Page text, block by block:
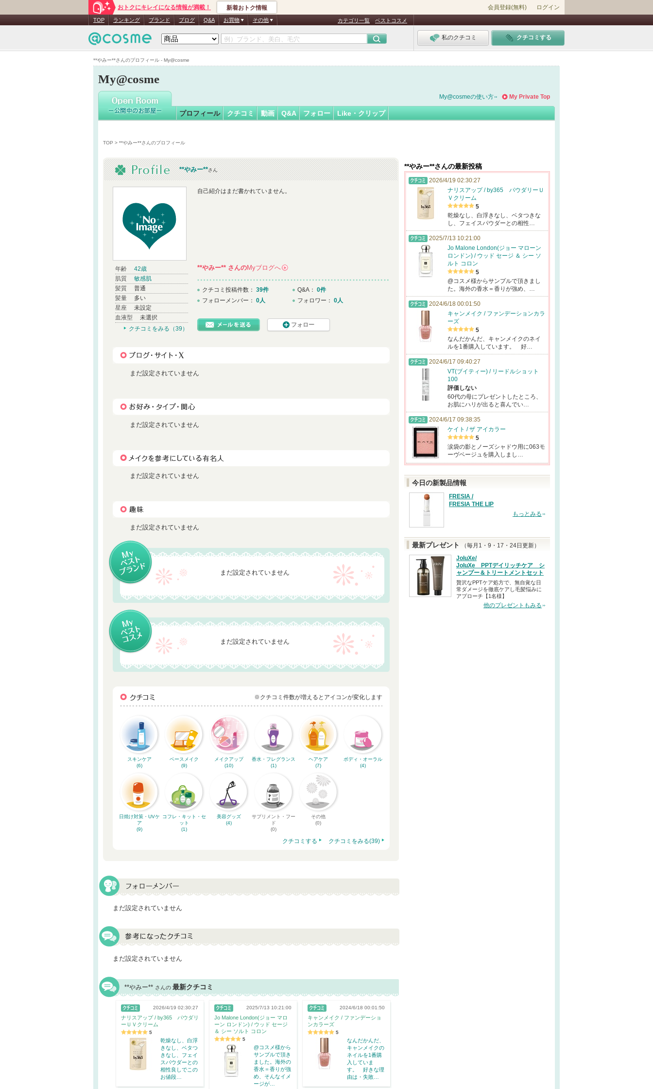
**やみー**さんのプロフィール - My@cosme
おトクにキレイになる情報が満載！ 新着おトク情報 会員登録(無料) ログイン
TOP ランキング ブランド ブログ Q&A お買物 その他 カテゴリ一覧 ベストコスメ
私のクチコミ クチコミする
My@cosme
**やみー**さん
My Private Top
My@cosmeの使い方
プロフィール クチコミ 動画 Q&A フォロー Like・クリップ
TOP > **やみー**さんのプロフィール
**やみー**さん
年齢
42歳
肌質
敏感肌
髪質
普通
髪量
多い
星座
未設定
血液型
未選択
クチコミをみる（39）
自己紹介はまだ書かれていません。
**やみー** さんのMyブログへ
クチコミ投稿件数： 39件
フォローメンバー： 0人
Q&A： 0件
フォロワー： 0人
フォロー
まだ設定されていません
まだ設定されていません
まだ設定されていません
まだ設定されていません
まだ設定されていません
まだ設定されていません
※クチコミ件数が増えるとアイコンが変化します
スキンケア
(6)
ベースメイク
(9)
メイクアップ
(10)
香水・フレグランス
(1)
ヘアケア
(7)
ボディ・オーラル
(4)
日焼け対策・UVケ
ア
(9)
コフレ・キット・セ
ット
(1)
美容グッズ
(4)
サプリメント・フー
ド
(0)
その他
(0)
クチコミする クチコミをみる(39)
まだ設定されていません
まだ設定されていません
**やみー** さんの 最新クチコミ
2026/4/19 02:30:27
ナリスアップ / by365 パウダリ
ーＵＶクリーム
5
乾燥なし、白浮
きなし、ベタつ
きなし、フェイ
スパウダーとの
相性良しでこの
お値段…
2025/7/13 10:21:00
Jo Malone London(ジョー マロ
ーン ロンドン) / ウッド セージ
＆ シー ソルト コロン
5
@コスメ様から
サンプルで頂き
ました。海外の
香水＝香りが強
め、そんなイメ
ージが…
2024/6/18 00:01:50
キャンメイク / ファンデーショ
ンカラーズ
5
なんだかんだ、
キャンメイクの
ネイルを1番購
入していま
す。 好きな理
由は・失敗…
**やみー**さんの最新投稿
2026/4/19 02:30:27
ナリスアップ / by365 パウダリーＵ
Ｖクリーム
5
乾燥なし、白浮きなし、ベタつきな
し、フェイスパウダーとの相性…
2025/7/13 10:21:00
Jo Malone London(ジョー マローン
ロンドン) / ウッド セージ ＆ シー ソ
ルト コロン
5
@コスメ様からサンプルで頂きまし
た。海外の香水＝香りが強め、…
2024/6/18 00:01:50
キャンメイク / ファンデーションカラ
ーズ
5
なんだかんだ、キャンメイクのネイ
ルを1番購入しています。 好…
2024/6/17 09:40:27
VT(ブイティー) / リードルショット
100
評価しない
60代の母にプレゼントしたところ、
お肌にハリが出ると喜んでい…
2024/6/17 09:38:35
ケイト / ザ アイカラー
5
涙袋の影とノーズシャドウ用に063モ
ーヴベージュを購入しまし…
今日の新製品情報
FRESIA /
FRESIA THE LIP
もっとみる
最新プレゼント
（毎月1・9・17・24日更新）
JoluXe/
JoluXe PPTデイリッチケア シ
ャンプー＆トリートメントセット
贅沢なPPTケア処方で、無自覚な日
常ダメージを徹底ケアし毛髪悩みに
アプローチ【1名様】
他のプレゼントもみる